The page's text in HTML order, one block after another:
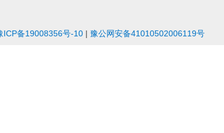
ICP备19008356号-10 | 豫公网安备41010502006119号